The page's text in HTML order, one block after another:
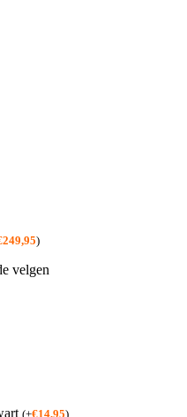
249,95)
velgen
(+€14,95)